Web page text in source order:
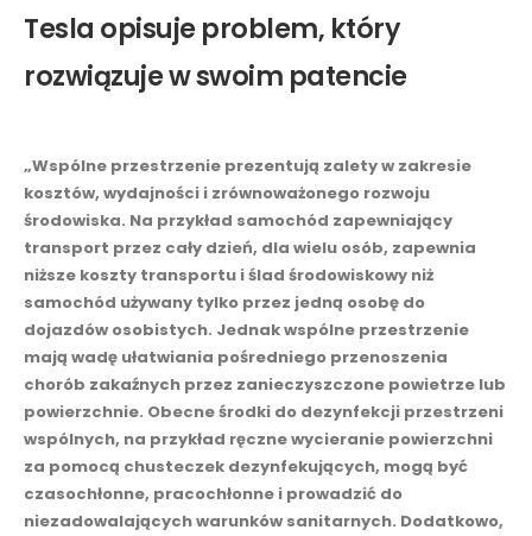
Tesla opisuje problem, który
rozwiązuje w swoim patencie
„Wspólne przestrzenie prezentują zalety w zakresie
kosztów, wydajności i zrównoważonego rozwoju
środowiska. Na przykład samochód zapewniający
transport przez cały dzień, dla wielu osób, zapewnia
niższe koszty transportu i ślad środowiskowy niż
samochód używany tylko przez jedną osobę do
dojazdów osobistych. Jednak wspólne przestrzenie
mają wadę ułatwiania pośredniego przenoszenia
chorób zakaźnych przez zanieczyszczone powietrze lub
powierzchnie. Obecne środki do dezynfekcji przestrzeni
wspólnych, na przykład ręczne wycieranie powierzchni
za pomocą chusteczek dezynfekujących, mogą być
czasochłonne, pracochłonne i prowadzić do
niezadowalających warunków sanitarnych. Dodatkowo,